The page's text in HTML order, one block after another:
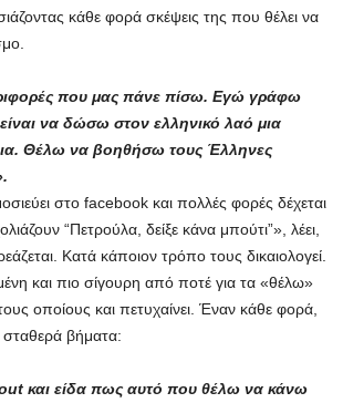
κάθε φορά σκέψεις της που θέλει να
που μας πάνε πίσω. Εγώ γράφω
να δώσω στον ελληνικό λαό μια
Θέλω να βοηθήσω τους Έλληνες
στο facebook και πολλές φορές δέχεται
“Πετρούλα, δείξε κάνα μπούτι”», λέει,
Κατά κάποιον τρόπο τους δικαιολογεί.
και πιο σίγουρη από ποτέ για τα «θέλω»
οποίους και πετυχαίνει. Έναν κάθε φορά,
βήματα:
και είδα πως αυτό που θέλω να κάνω